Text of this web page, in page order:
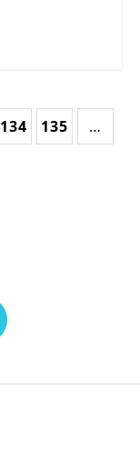
134 135
…